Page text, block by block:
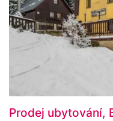
Prodej ubytování,